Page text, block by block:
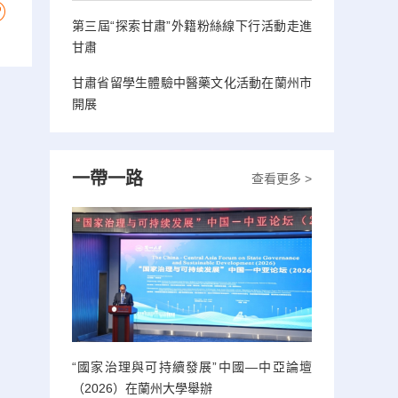
第三屆“探索甘肅”外籍粉絲線下行活動走進
甘肅
甘肅省留學生體驗中醫藥文化活動在蘭州市
開展
查看更多 >
一帶一路
“國家治理與可持續發展”中國—中亞論壇
（2026）在蘭州大學舉辦